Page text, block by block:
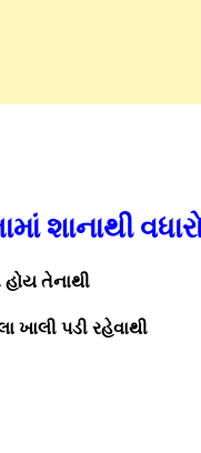
શાનાથી
હોય તેનાથી
ખાલી પડી રહેવાથી